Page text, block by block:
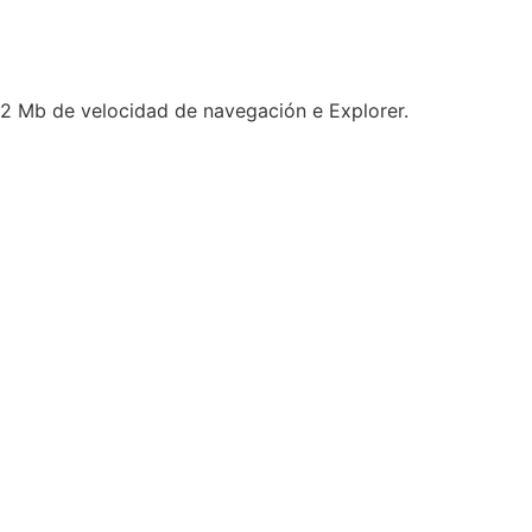
Mb de velocidad de navegación e Explorer.